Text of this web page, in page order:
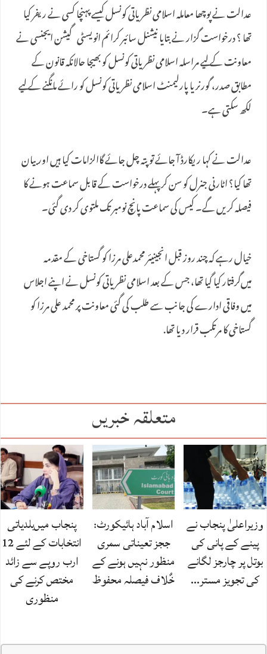
عدالت نے پوچھا معاملہ اسلامی نظریاتی کونسل کیسے پہنچا کسی نے ریفر کیا
تھا ؟ درخواست گزار نے بتایا نیشنل سائبر کرائم انویسٹی گیشن ایجنسی نے
معاونت کے لیے مراسلہ اسلامی نظریاتی کونسل کو بھیجا حالانکہ قانون کے
مطابق صدر، گورنر یا پارلیمنٹ اسلامی نظریاتی کونسل کو رائے مانگنے کے لیے
لکھ سکتی ہے۔
عدالت نے کہا ریکارڈ آ جائے تو پتہ چل جائے گاالزامات کیا ہیں اور بیان
تھا کیا؟ اٹارنی جنرل کو سن کر پہلے درخواست کے قابل سماعت ہونے کا
فیصلہ کریں گے۔ کیس کی سماعت پانچ نومبر تک ملتوی کر دی گئی۔
خیال رہے کہ چند روز قبل انجینیئر محمدعلی مرزا کو گستاخی کے مقدمہ
میں‌گرفتار کیا گیا تھا، جس کے بعد اسلامی نظریاتی کونسل نے اپنے اجلاس
میں وفاقی ادارے کی جانب سے طلب کی گئی معاونت پر محمد علی مرزا کو
گستاخی کا مرتکب قرار دیا تھا.
متعلقہ خبریں
وزیراعلیٰ پنجاب نے
پینے کے پانی کی
بوتل پر چارجز لگانے
کی تجویز مستر…
اسلام آباد ہائیکورٹ:
ججز تعیناتی سمری
منظور نہیں‌ ہونے کے
خٌلاف فیصلہ محفوظ
پنجاب میں‌بلدیاتی
انتخابات کے لئے 12
ارب روپے سے زائد
مختص کرنے کی
منظوری